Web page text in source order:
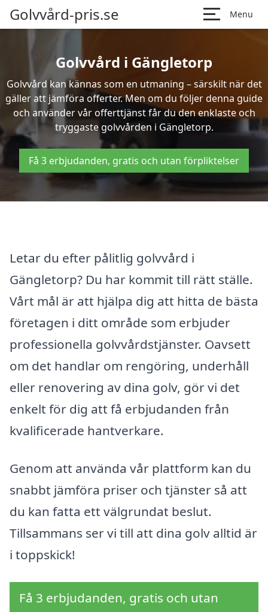
Golvvård-pris.se Menu
Golvvård i Gängletorp
Golvvård kan kännas som en utmaning – särskilt när det
gäller att jämföra offerter. Men om du följer denna guide
och använder vår offerttjänst får du den enklaste och
tryggaste golvvården i Gängletorp.
Få 3 erbjudanden, gratis och utan förpliktelser
Letar du efter pålitlig golvvård i
Gängletorp? Du har kommit till rätt ställe.
Vårt mål är att hjälpa dig att hitta de bästa
företagen i ditt område som erbjuder
professionella golvvårdstjänster. Oavsett
om det handlar om rengöring, underhåll
eller renovering av dina golv, gör vi det
enkelt för dig att få erbjudanden från
kvalificerade hantverkare.
Genom att använda vår plattform kan du
snabbt jämföra priser och tjänster så att
du kan fatta ett välgrundat beslut.
Tillsammans ser vi till att dina golv alltid är
i toppskick!
Få 3 erbjudanden, gratis och utan